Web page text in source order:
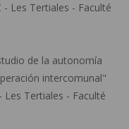
- Les Tertiales - Faculté
de la autonomía
intercomunal"
Les Tertiales - Faculté